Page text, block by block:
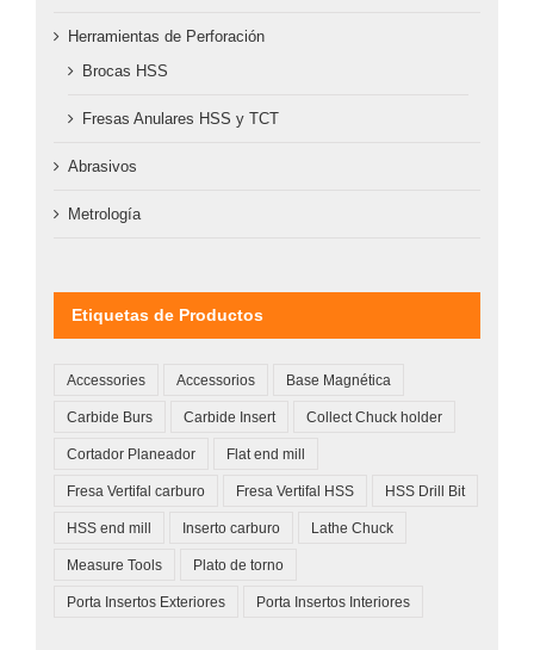
Herramientas de Perforación
Brocas HSS
Fresas Anulares HSS y TCT
Abrasivos
Metrología
Etiquetas de Productos
Accessories Accessorios Base Magnética
Carbide Burs Carbide Insert Collect Chuck holder
Cortador Planeador Flat end mill
Fresa Vertifal carburo Fresa Vertifal HSS HSS Drill Bit
HSS end mill Inserto carburo Lathe Chuck
Measure Tools Plato de torno
Porta Insertos Exteriores Porta Insertos Interiores